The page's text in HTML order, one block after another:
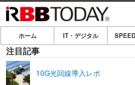
ホーム
IT・デジタル
ホーム IT・デジタル
注目記事
10G光回線導入レポ